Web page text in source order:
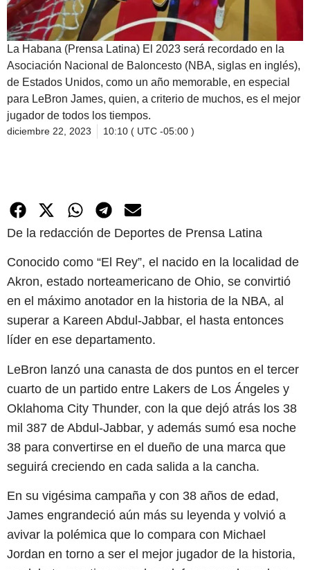
La Habana (Prensa Latina) El 2023 será recordado en la
Asociación Nacional de Baloncesto (NBA, siglas en inglés),
de Estados Unidos, como un año memorable, en especial
para LeBron James, quien, a criterio de muchos, es el mejor
jugador de todos los tiempos.
diciembre 22, 2023 10:10 ( UTC -05:00 )
De la redacción de Deportes de Prensa Latina
Conocido como “El Rey”, el nacido en la localidad de
Akron, estado norteamericano de Ohio, se convirtió
en el máximo anotador en la historia de la NBA, al
superar a Kareen Abdul-Jabbar, el hasta entonces
líder en ese departamento.
LeBron lanzó una canasta de dos puntos en el tercer
cuarto de un partido entre Lakers de Los Ángeles y
Oklahoma City Thunder, con la que dejó atrás los 38
mil 387 de Abdul-Jabbar, y además sumó esa noche
38 para convertirse en el dueño de una marca que
seguirá creciendo en cada salida a la cancha.
En su vigésima campaña y con 38 años de edad,
James engrandeció aún más su leyenda y volvió a
avivar la polémica que lo compara con Michael
Jordan en torno a ser el mejor jugador de la historia,